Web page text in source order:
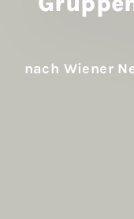
nach Wiener